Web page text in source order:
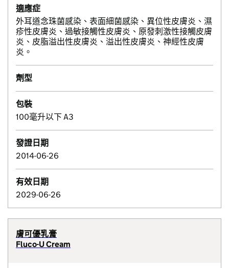
適應症
外耳道念珠菌感染、表面細菌感染、異位性皮膚炎、濕
疹性皮膚炎、過敏接觸性皮膚炎、原發刺激性接觸皮膚
炎、皮脂溢出性皮膚炎、溢出性皮膚炎、神經性皮膚
炎。
劑型
包裝
100毫升以下 A3
發證日期
2014-06-26
有效日期
2029-06-26
膚可優乳膏
Fluco-U Cream